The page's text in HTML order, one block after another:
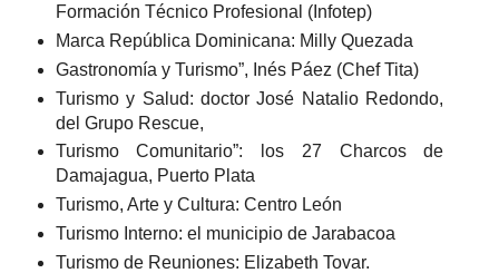
Formación Técnico Profesional (Infotep)
Marca República Dominicana: Milly Quezada
Gastronomía y Turismo”, Inés Páez (Chef Tita)
Turismo y Salud: doctor José Natalio Redondo,
del Grupo Rescue,
Turismo Comunitario”: los 27 Charcos de
Damajagua, Puerto Plata
Turismo, Arte y Cultura: Centro León
Turismo Interno: el municipio de Jarabacoa
Turismo de Reuniones: Elizabeth Tovar.